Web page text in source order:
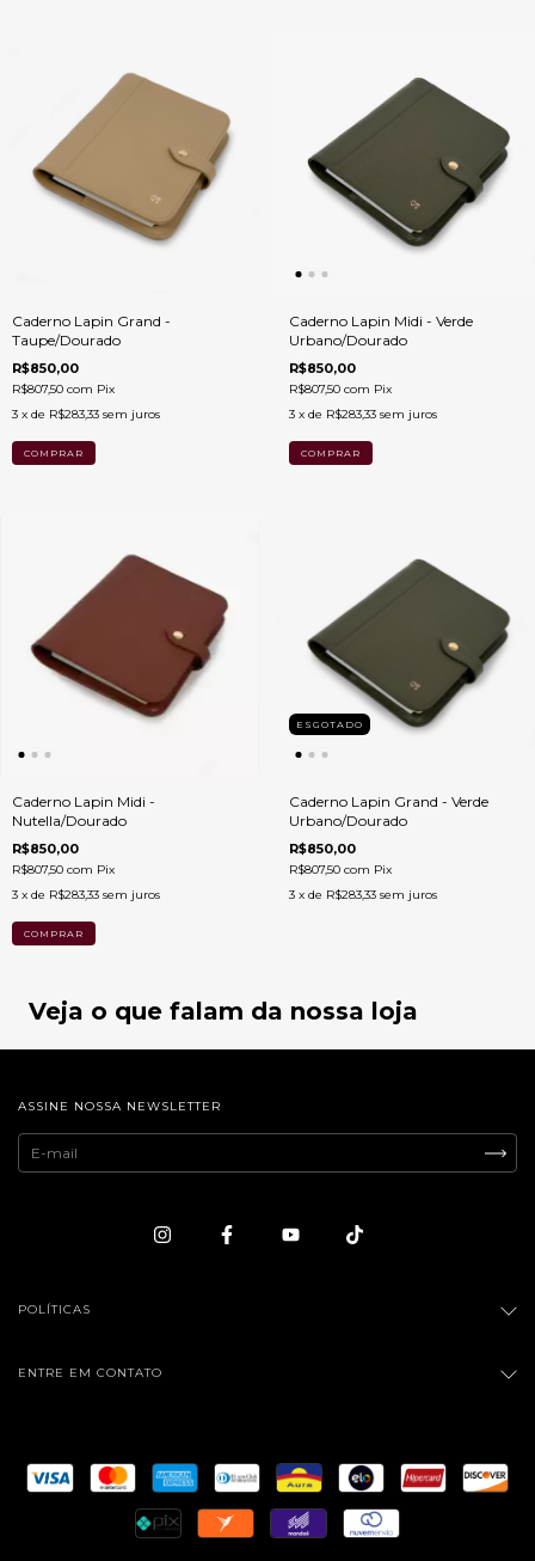
Caderno Lapin Grand -
Taupe/Dourado
R$850,00
R$807,50 com Pix
3 x de R$283,33 sem juros
Caderno Lapin Midi - Verde
Urbano/Dourado
R$850,00
R$807,50 com Pix
3 x de R$283,33 sem juros
Caderno Lapin Midi -
Nutella/Dourado
R$850,00
R$807,50 com Pix
3 x de R$283,33 sem juros
ESGOTADO
Caderno Lapin Grand - Verde
Urbano/Dourado
R$850,00
R$807,50 com Pix
3 x de R$283,33 sem juros
Veja o que falam da nossa loja
ASSINE NOSSA NEWSLETTER
POLÍTICAS
ENTRE EM CONTATO